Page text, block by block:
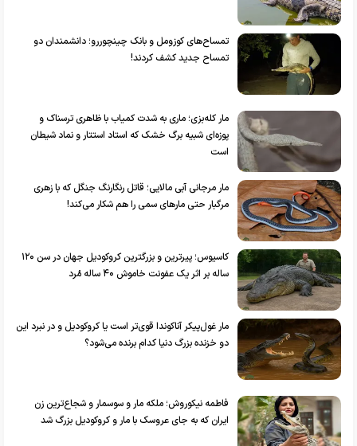
تمساح‌های کوزومل و بانک چینچوررو؛ دانشمندان دو
تمساح جدید کشف کردند!
مار کله‌بزی؛ ماری به شدت کمیاب با ظاهری ترسناک و
پوزه‌ای شبیه برگ خشک که استاد استتار و نماد شیطان
است
مار مرجانی آبی مالایی؛ قاتل رنگارنگ جنگل که با زهری
مرگبار حتی مار‌های سمی را هم شکار می‌کند!
کاسیوس؛ پیرترین و بزرگترین کروکودیل جهان در سن ۱۲۰
ساله بر اثر یک عفونت خاموش ۴۰ ساله مُرد
مار غول‌پیکر آناکوندا قوی‌تر است یا کروکودیل و در نبرد این
دو خزنده بزرگ دنیا کدام برنده می‌شود؟
فاطمه نیکوروش؛ ملکه مار و سوسمار و شجاع‌ترین زن
ایران که به جای عروسک با مار و کروکودیل بزرگ شد